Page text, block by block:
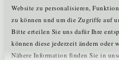
Website zu personalisieren,
zu können und um die Zugriffe auf
Bitte erteilen Sie uns dafür Ihre
können diese jederzeit ändern oder
Nähere Information finden Sie in
sowie für verbesserte
sie innovativ gerüstet, um das
sich verändernden
Apfelsorte bis zur Apfelernte
agrarwirtschaftliche